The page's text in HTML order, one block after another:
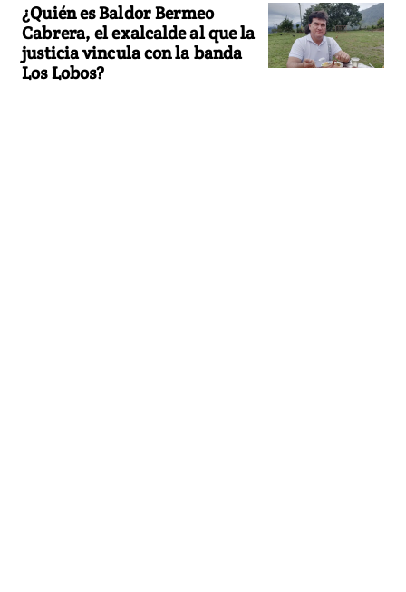
¿Quién es Baldor Bermeo
Cabrera, el exalcalde al que la
justicia vincula con la banda
Los Lobos?